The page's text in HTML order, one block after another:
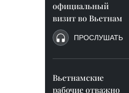
официальный
визит во Вьетнам
ПРОСЛУШАТЬ
Вьетнамские
рабочие отважно